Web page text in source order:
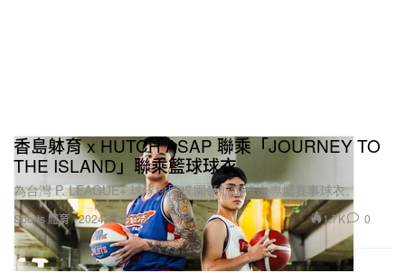
Sports 體育
香島躰育 x HUTCH ASAP 聯乘「JOURNEY TO
THE ISLAND」聯乘籃球球衣
為台灣 P. LEAGUE+ 球隊桃園璞園領航猿推出專屬賽事球衣。
2024年9月9日 1.7K 0